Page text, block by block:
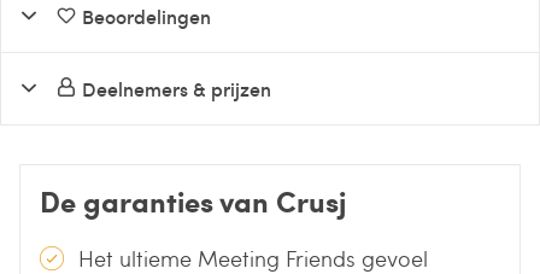
Beoordelingen
Deelnemers & prijzen
De garanties van Crusj
Het ultieme Meeting Friends gevoel